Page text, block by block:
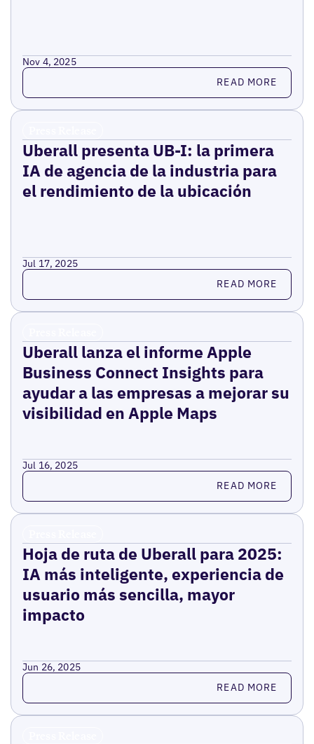
Nov 4, 2025
Read more READ MORE
Uberall presenta UB-I: la primera
IA de agencia de la industria para
el rendimiento de la ubicación
Jul 17, 2025
Read more READ MORE
Uberall lanza el informe Apple
Business Connect Insights para
ayudar a las empresas a mejorar su
visibilidad en Apple Maps
Jul 16, 2025
Read more READ MORE
Hoja de ruta de Uberall para 2025:
IA más inteligente, experiencia de
usuario más sencilla, mayor
impacto
Jun 26, 2025
Read more READ MORE